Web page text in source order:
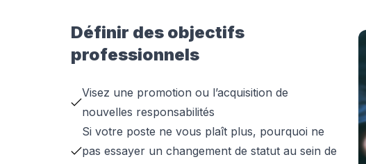
Définir des objectifs
professionnels
Visez une promotion ou l’acquisition de
nouvelles responsabilités
Si votre poste ne vous plaît plus, pourquoi ne
pas essayer un changement de statut au sein de